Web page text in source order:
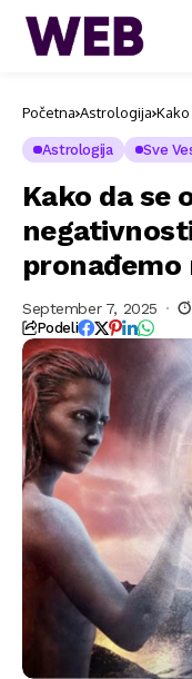
Početna Astrologija
Astrologija Sve
Kako da se
pronađemo
September 7, 2025
Podeli